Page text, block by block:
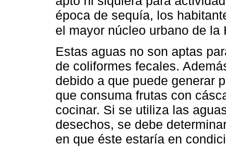
época de sequía, los
el mayor núcleo urbano de
Estas aguas no son aptas
de coliformes fecales.
debido a que puede generar
que consuma frutas con
cocinar. Si se utiliza las
desechos, se debe
en que éste estaría en